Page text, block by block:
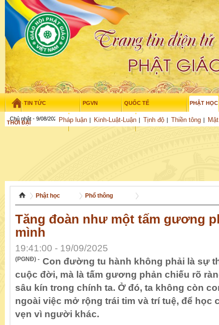
TIN TỨC PGVN QUỐC TẾ PHẬT HỌC
Pháp luận Kinh-Luật-Luận Tịnh độ Thiền tông
THỜI ĐẠI TUỔI TRẺ NGHIÊN CỨU
Chủ nhật - 9/08/2026 – 14 :32 : 17
Phật học Phổ thông
Tăng đoàn như một tấm gương
mình
19:41:00 - 19/09/2025
(PGNĐ) - Con đường tu hành không phải là sự
cuộc đời, mà là tấm gương phản chiếu rõ
sâu kín trong chính ta. Ở đó, ta không còn
ngoài việc mở rộng trái tim và trí tuệ, để học
vẹn vì người khác.